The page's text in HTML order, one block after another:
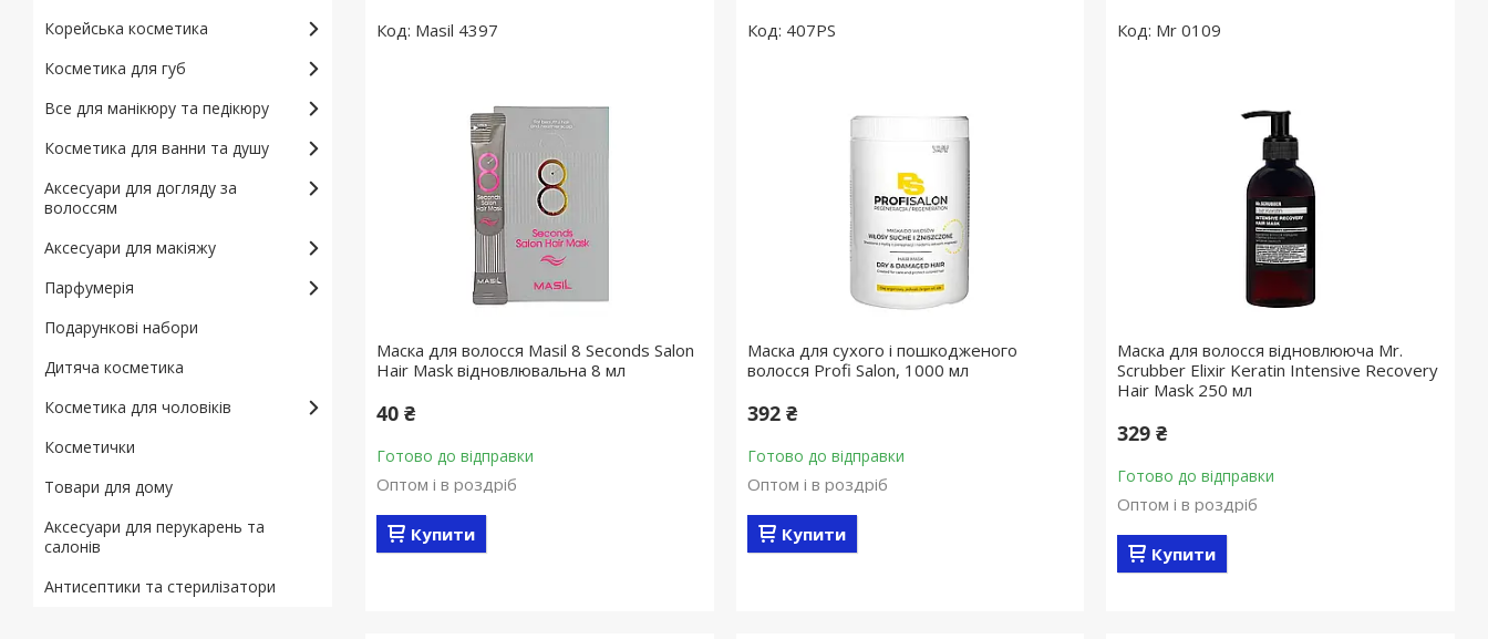
Masil 4397
Маска для волосся Masil 8 Seconds Salon
Hair Mask відновлювальна 8 мл
40 ₴
Готово до відправки
Оптом і в роздріб
Купити
407PS
Маска для сухого і пошкодженого
волосся Profi Salon, 1000 мл
392 ₴
Готово до відправки
Оптом і в роздріб
Купити
Mr 0109
Маска для волосся відновлююча Mr.
Scrubber Elixir Keratin Intensive Recovery
Hair Mask 250 мл
329 ₴
Готово до відправки
Оптом і в роздріб
Купити
Корейська косметика
Косметика для губ
Все для манікюру та педікюру
Косметика для ванни та душу
Аксесуари для догляду за
волоссям
Аксесуари для макіяжу
Парфумерія
Подарункові набори
Дитяча косметика
Косметика для чоловіків
Косметички
Товари для дому
Аксесуари для перукарень та
салонів
Антисептики та стерилізатори